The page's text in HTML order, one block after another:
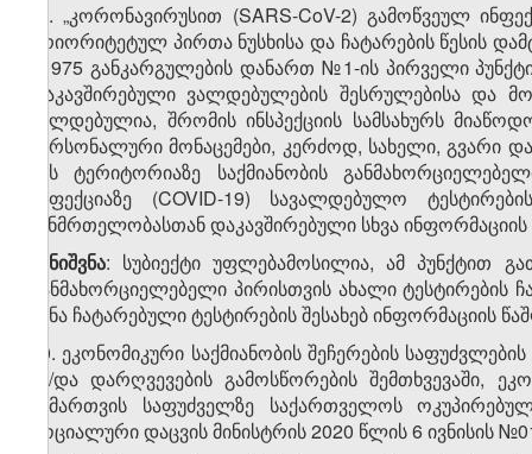
. „კორონავირუსით (SARS-CoV-2) გამოწვეულ
პრიორიტეტულ პირთა ნუსხისა და ჩატარების წესის
№975 განკარგულების დანართ №1-ის პირველი
დაკავშირებული ვალდებულების შესრულებისა და
ვალდებულია, შრომის ინსპექციის სამსახურს
პერსონალური მონაცემები, კერძოდ, სახელი, გვარი
მის ტერიტორიაზე საქმიანობის
ინფექციაზე (COVID-19) სავალდებულო
ჯანმრთელობასთან დაკავშირებული სხვა ინფორმაციის
შენიშვნა: სუბიექტი უფლებამოსილია, ამ პუნქტით
განმახორციელებელი პირისთვის ახალი
წინა ჩატარებული ტესტირების შესახებ ინფორმაციის
10. ეკონომიკური საქმიანობის შეჩერების
ან/და დარღვევების გამოსწორების შემთხვევაში,
მიმართვის საფუძველზე საქართველოს
სოციალური დაცვის მინისტრის 2020 წლის 6 ივნისის